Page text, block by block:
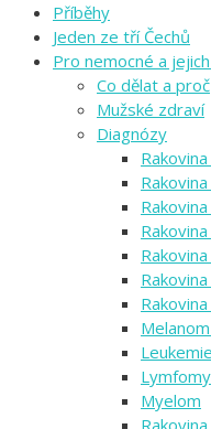
Příběhy
Jeden ze tří Čechů
Pro nemocné a
Co dělat a proč
Mužské zdraví
Diagnózy
Leukemie
Lymfomy
Myelom